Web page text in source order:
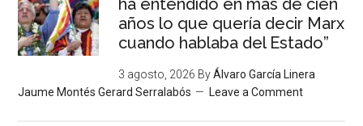
ha entendido en más de cien
años lo que quería decir Marx
cuando hablaba del Estado”
3 agosto, 2026 ByÁlvaro García Linera
Jaume Montés Gerard Serralabós
Leave a Comment